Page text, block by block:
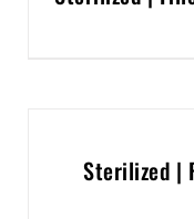
Sterilized |